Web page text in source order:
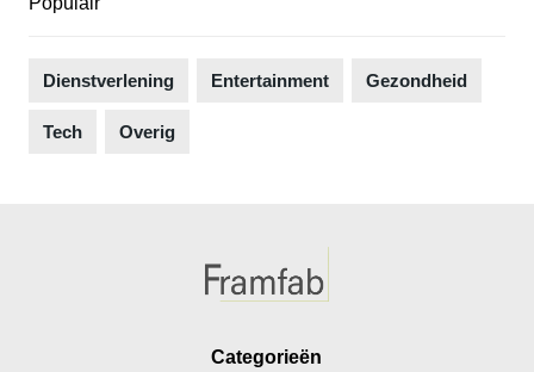
Dienstverlening Entertainment Gezondheid
Tech Overig
Categorieën